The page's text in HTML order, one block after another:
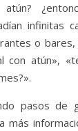
infinitas
o bares,
con atún»,
pasos de
más